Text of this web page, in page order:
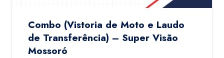
Combo (Vistoria de Moto e Laudo
de Transferência) – Super Visão
Mossoró